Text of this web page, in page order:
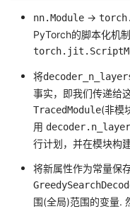
nn.Module->
PyTorch的脚本化机
将
事实，即我们传递给
TracedModule(非模
用
行计划，并在模块构
将新属性作为常量保
围(全局)范围的变量.